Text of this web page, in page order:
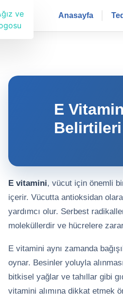
Anasayfa
E
Belirtileri
E vitamini, vücut için önemli
içerir. Vücutta antioksidan
yardımcı olur. Serbest
moleküllerdir ve hücrelere
E vitamini aynı zamanda
oynar. Besinler yoluyla
bitkisel yağlar ve tahıllar gibi
vitamini alımına dikkat etmek